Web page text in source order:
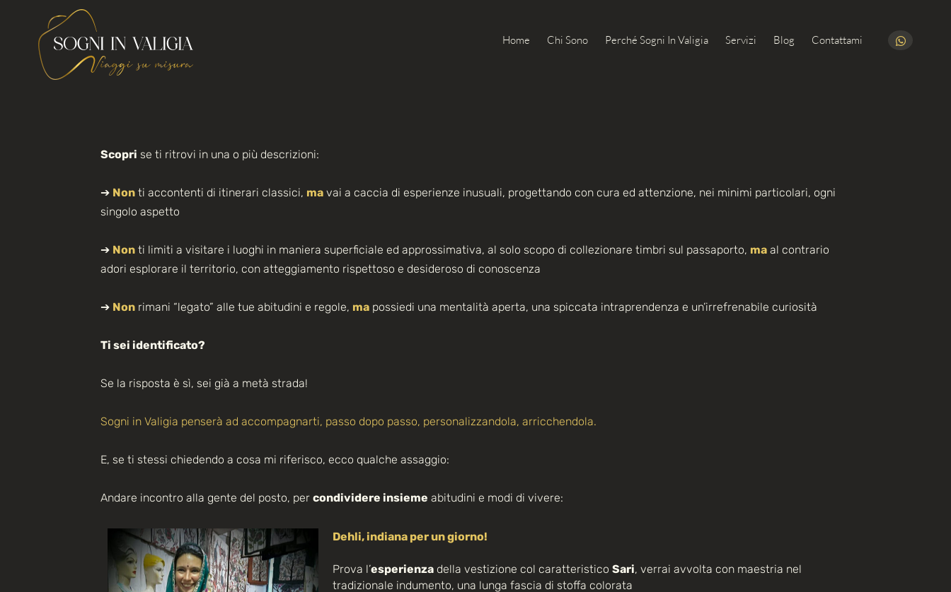
Home Chi Sono Perché Sogni In Valigia Servizi Blog Contattami
Scopri se ti ritrovi in una o più descrizioni:
➔ Non ti accontenti di itinerari classici, ma vai a caccia di esperienze inusuali, progettando con cura ed attenzione, nei minimi particolari, ogni
singolo aspetto
➔ Non ti limiti a visitare i luoghi in maniera superficiale ed approssimativa, al solo scopo di collezionare timbri sul passaporto, ma al contrario
adori esplorare il territorio, con atteggiamento rispettoso e desideroso di conoscenza
➔ Non rimani “legato” alle tue abitudini e regole, ma possiedi una mentalità aperta, una spiccata intraprendenza e un’irrefrenabile curiosità
Ti sei identificato?
Se la risposta è sì, sei già a metà strada!
Sogni in Valigia penserà ad accompagnarti, passo dopo passo, personalizzandola, arricchendola.
E, se ti stessi chiedendo a cosa mi riferisco, ecco qualche assaggio:
Andare incontro alla gente del posto, percondividere insieme abitudini e modi di vivere:
Dehli, indiana per un giorno!
Prova l’esperienza della vestizione col caratteristicoSari, verrai avvolta con maestria nel
tradizionale indumento, una lunga fascia di stoffa colorata